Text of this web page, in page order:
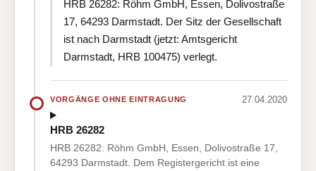
HRB 26282: Röhm GmbH, Essen, Dolivostraße
17, 64293 Darmstadt. Der Sitz der Gesellschaft
ist nach Darmstadt (jetzt: Amtsgericht
Darmstadt, HRB 100475) verlegt.
VORGÄNGE OHNE EINTRAGUNG 27.04.2020
HRB 26282
HRB 26282: Röhm GmbH, Essen, Dolivostraße 17,
64293 Darmstadt. Dem Registergericht ist eine